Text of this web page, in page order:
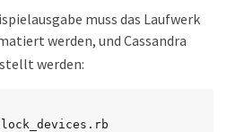
muss das Laufwerk
werden, und Cassandra
werden: